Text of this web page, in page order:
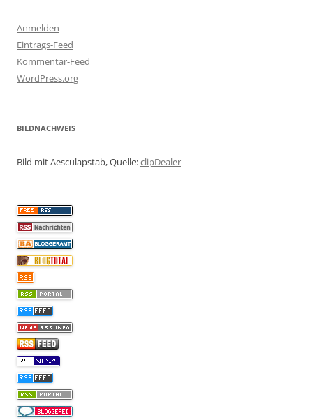
Anmelden
Eintrags-Feed
Kommentar-Feed
WordPress.org
BILDNACHWEIS
Bild mit Aesculapstab, Quelle:clipDealer